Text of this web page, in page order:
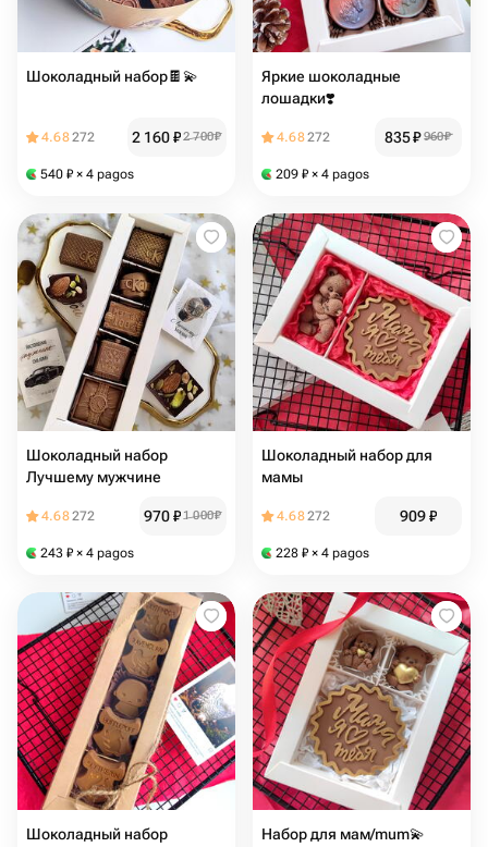
Шоколадный набор🍫💫
4.68272 2 160₽2 700₽
540 ₽ × 4 pagos
Яркие шоколадные
лошадки❣️
4.68272 835₽ 960₽
209 ₽ × 4 pagos
Шоколадный набор
Лучшему мужчине
4.68272 970₽1 000₽
243 ₽ × 4 pagos
Шоколадный набор для
мамы
4.68272 909₽
228 ₽ × 4 pagos
Шоколадный набор Набор для мам/mum💫